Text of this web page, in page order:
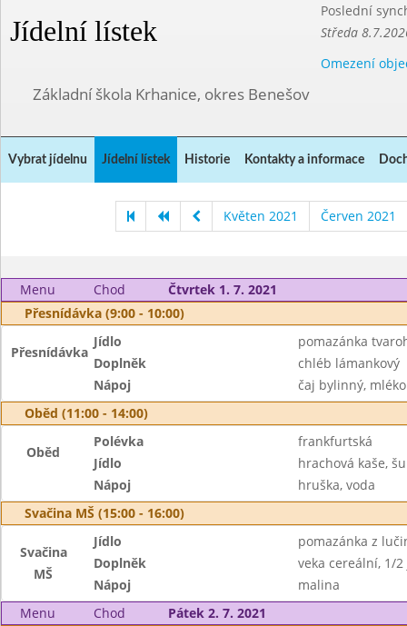
Jídelní lístek
Poslední
Středa
Omezení
Základní škola Krhanice, okres Benešov
Vybrat jídelnu Jídelní lístek Historie Kontakty a informace
Květen 2021 Červen 2021
Menu Chod
Čtvrtek 1. 7. 2021
Přesnídávka (9:00 - 10:00)
Přesnídávka
Jídlo
pomazánka
Doplněk
chléb lámankový
Nápoj
čaj bylinný, mléko
Oběd (11:00 - 14:00)
Oběd
Polévka
frankfurtská
Jídlo
hrachová kaše,
Nápoj
hruška, voda
Svačina MŠ (15:00 - 16:00)
Svačina
MŠ
Jídlo
pomazánka z
Doplněk
veka cereální, 1/
Nápoj
malina
Menu
Chod
Pátek 2. 7. 2021